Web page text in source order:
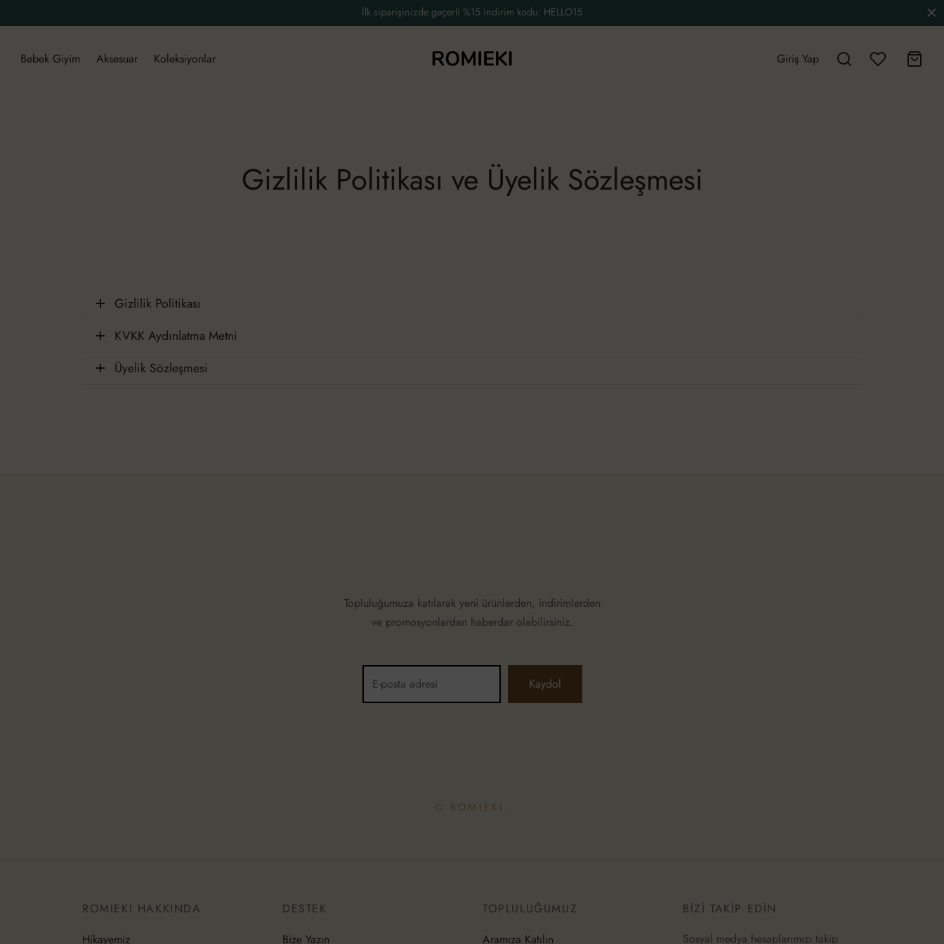
İlk siparişinizde geçerli %15 indirim kodu: HELLO15
Bebek Giyim Aksesuar Koleksiyonlar Giriş Yap
Gizlilik Politikası ve Üyelik Sözleşmesi
Gizlilik Politikası
KVKK Aydınlatma Metni
Üyelik Sözleşmesi
Topluluğumuza katılarak yeni ürünlerden, indirimlerden
ve promosyonlardan haberdar olabilirsiniz.
© ROMIEKI.
ROMIEKI HAKKINDA
Hikayemiz
DESTEK
Bize Yazın
TOPLULUĞUMUZ
Aramıza Katılın
BİZİ TAKİP EDİN
Sosyal medya hesaplarımızı takip